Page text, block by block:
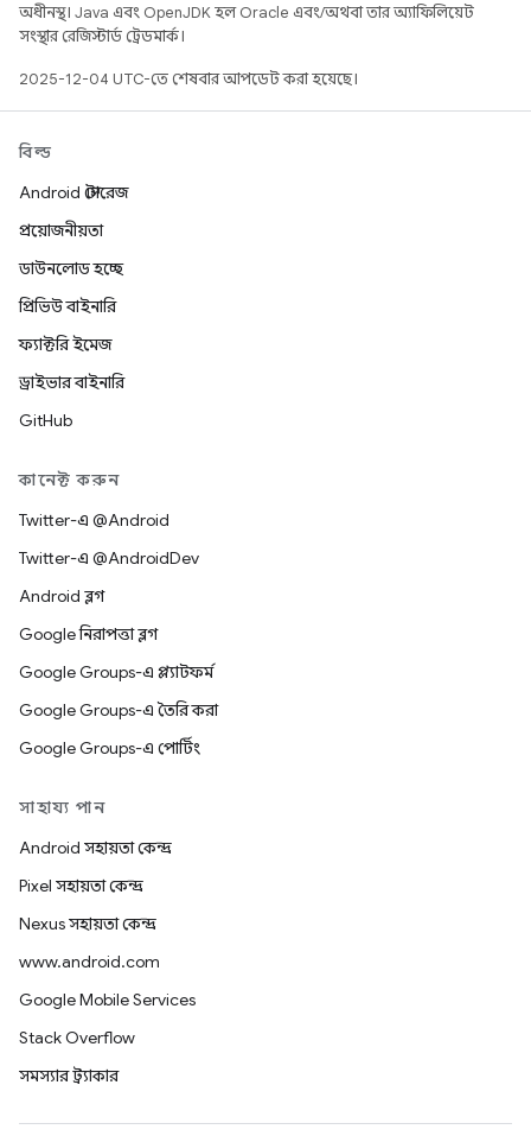
অধীনস্থ। Java এবং OpenJDK হল Oracle এবং/অথবা তার অ্যাফিলিয়েট
সংস্থার রেজিস্টার্ড ট্রেডমার্ক।
2025-12-04 UTC-তে শেষবার আপডেট করা হয়েছে।
বিল্ড
Android স্টোরেজ
প্রয়োজনীয়তা
ডাউনলোড হচ্ছে
প্রিভিউ বাইনারি
ফ্যাক্টরি ইমেজ
ড্রাইভার বাইনারি
GitHub
কানেক্ট করুন
Twitter-এ @Android
Twitter-এ @AndroidDev
Android ব্লগ
Google নিরাপত্তা ব্লগ
Google Groups-এ প্ল্যাটফর্ম
Google Groups-এ তৈরি করা
Google Groups-এ পোর্টিং
সাহায্য পান
Android সহায়তা কেন্দ্র
Pixel সহায়তা কেন্দ্র
Nexus সহায়তা কেন্দ্র
www.android.com
Google Mobile Services
Stack Overflow
সমস্যার ট্র্যাকার